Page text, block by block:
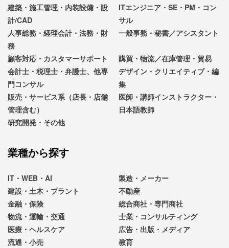
建築・施工管理・内装設備・設
計/CAD
ITエンジニア・SE・PM・コン
サル
人事総務・経理会計・法務・財
務
一般事務・秘書／アシスタント
顧客対応・カスタマーサポート
購買・物流／在庫管理・貿易
会計士・税理士・弁護士、他専
門コンサル
デザイン・クリエイティブ・編
集
販売・サービス系（店長・店舗
管理含む）
医師・講師インストラクター・
日本語教師
研究開発・その他
業種から探す
IT・WEB・AI
製造・メーカー
建設・土木・プラント
不動産
金融・保険
総合商社・専門商社
物流・運輸・交通
士業・コンサルティング
医療・ヘルスケア
広告・出版・メディア
流通・小売
教育